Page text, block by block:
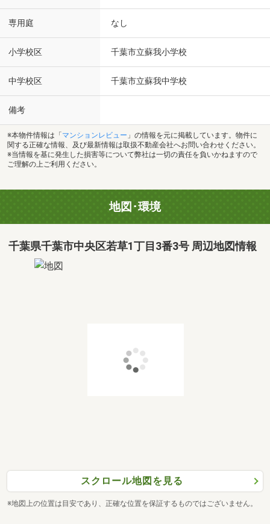
専用庭 なし
小学校区 千葉市立蘇我小学校
中学校区 千葉市立蘇我中学校
備考
※本物件情報は「 マンションレビュー 」の情報を元に掲載しています。物件に
関する正確な情報、及び最新情報は取扱不動産会社へお問い合わせください。
※当情報を基に発生した損害等について弊社は一切の責任を負いかねますので
ご理解の上ご利用ください。
地図･環境
千葉県千葉市中央区若草1丁目3番3号 周辺地図情報
スクロール地図を見る
※地図上の位置は目安であり、正確な位置を保証するものではございません。